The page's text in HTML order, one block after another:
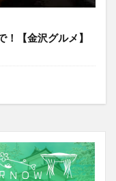
【金沢グルメ】